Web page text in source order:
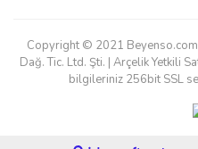
Copyright © 2021 Beyenso.com
Dağ. Tic. Ltd. Şti. | Arçelik Yetkili
bilgileriniz 256bit SSL